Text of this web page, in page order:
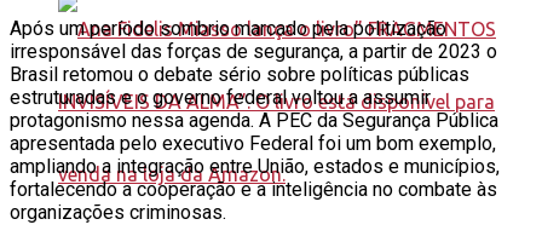
Após um período sombrio marcado pela politização
irresponsável das forças de segurança, a partir de 2023 o
Brasil retomou o debate sério sobre políticas públicas
estruturadas e o governo federal voltou a assumir
protagonismo nessa agenda. A PEC da Segurança Pública
apresentada pelo executivo Federal foi um bom exemplo,
ampliando a integração entre União, estados e municípios,
fortalecendo a cooperação e a inteligência no combate às
organizações criminosas.